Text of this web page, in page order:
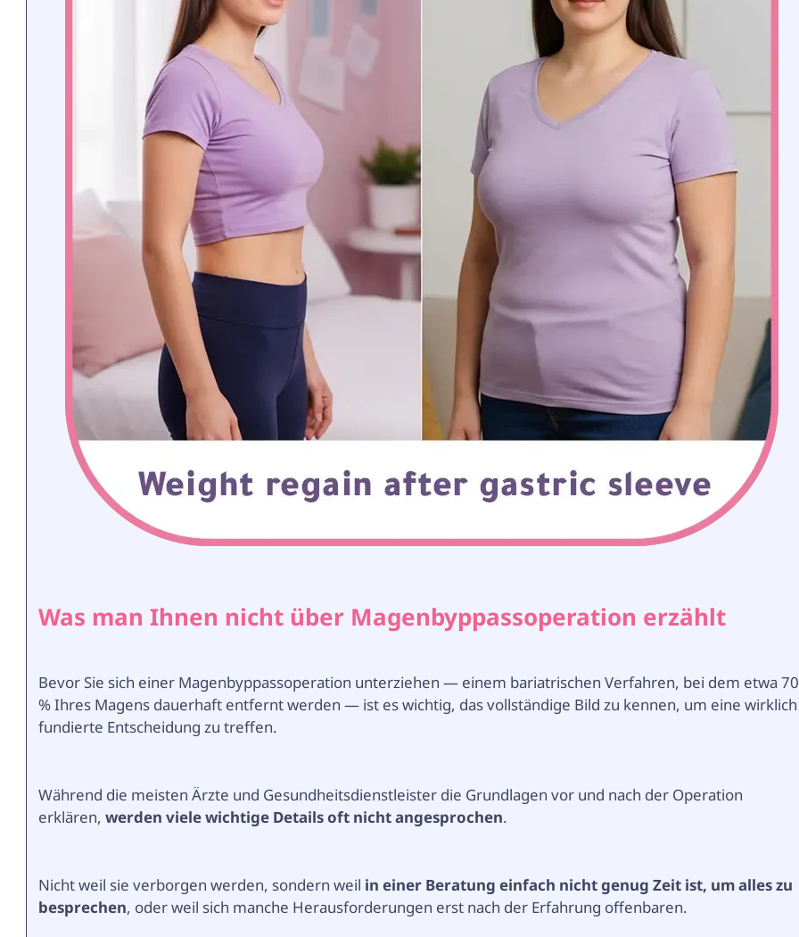
Was man Ihnen nicht über Magenbyppassoperation erzählt
Bevor Sie sich einer Magenbyppassoperation unterziehen — einem bariatrischen Verfahren, bei dem etwa 70
% Ihres Magens dauerhaft entfernt werden — ist es wichtig, das vollständige Bild zu kennen, um eine wirklich
fundierte Entscheidung zu treffen.
Während die meisten Ärzte und Gesundheitsdienstleister die Grundlagen vor und nach der Operation
erklären,werden viele wichtige Details oft nicht angesprochen.
Nicht weil sie verborgen werden, sondern weil in einer Beratung einfach nicht genug Zeit ist, um alles zu
besprechen, oder weil sich manche Herausforderungen erst nach der Erfahrung offenbaren.